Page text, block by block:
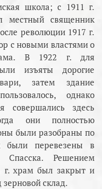
школа; с 1911 г.
местный священник
революции 1917 г.
с новыми властями о
В 1922 г. для
изъяты дорогие
затем здание
однако
совершались здесь
они полностью
были разобраны по
были перевезены в
Спасска. Решением
г. храм был закрыт и
склад.